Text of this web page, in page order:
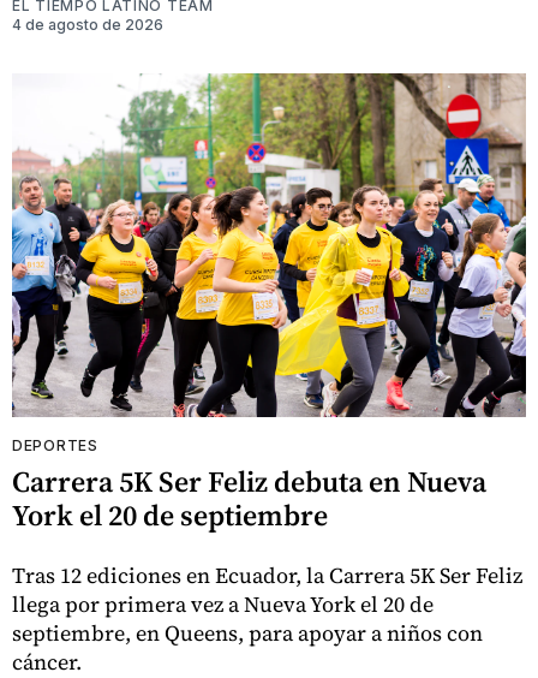
EL TIEMPO LATINO TEAM
4 de agosto de 2026
DEPORTES
Carrera 5K Ser Feliz debuta en Nueva
York el 20 de septiembre
Tras 12 ediciones en Ecuador, la Carrera 5K Ser Feliz
llega por primera vez a Nueva York el 20 de
septiembre, en Queens, para apoyar a niños con
cáncer.